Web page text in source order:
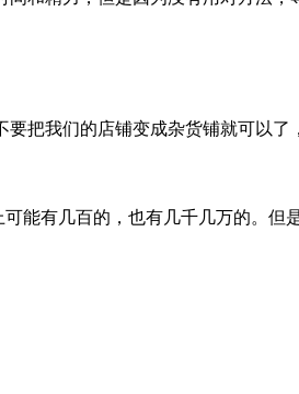
把我们的店铺变成杂货铺就可以
能有几百的，也有几千几万的。但